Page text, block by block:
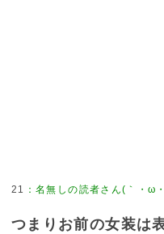
21 ：名無しの読者さん(｀・ω
つまりお前の女装は